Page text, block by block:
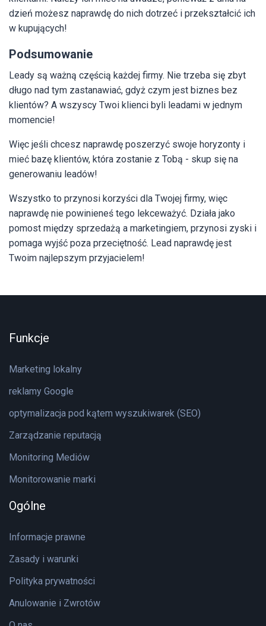
dzień możesz naprawdę do nich dotrzeć i przekształcić ich
w kupujących!
Podsumowanie
Leady są ważną częścią każdej firmy. Nie trzeba się zbyt
długo nad tym zastanawiać, gdyż czym jest biznes bez
klientów? A wszyscy Twoi klienci byli leadami w jednym
momencie!
Więc jeśli chcesz naprawdę poszerzyć swoje horyzonty i
mieć bazę klientów, która zostanie z Tobą - skup się na
generowaniu leadów!
Wszystko to przynosi korzyści dla Twojej firmy, więc
naprawdę nie powinieneś tego lekceważyć. Działa jako
pomost między sprzedażą a marketingiem, przynosi zyski i
pomaga wyjść poza przeciętność. Lead naprawdę jest
Twoim najlepszym przyjacielem!
Funkcje
Marketing lokalny
reklamy Google
optymalizacja pod kątem wyszukiwarek (SEO)
Zarządzanie reputacją
Monitoring Mediów
Monitorowanie marki
Ogólne
Informacje prawne
Zasady i warunki
Polityka prywatności
Anulowanie i Zwrotów